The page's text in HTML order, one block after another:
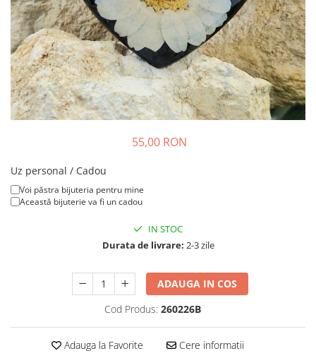
Colier / Pandantiv
Brățară
Bijuterii copii
Colier / Pandantiv
Colier de prietenie
Brățară
Colier / Pandantiv
Cercei
Colier / Pandantiv
Brățară de gleznă
55,00 RON
Uz personal / Cadou
Voi păstra bijuteria pentru mine
Această bijuterie va fi un cadou
IN STOC
Durata de livrare: 2-3 zile
ADAUGA IN COS
Cod Produs: 260226B
Adauga la Favorite Cere informatii